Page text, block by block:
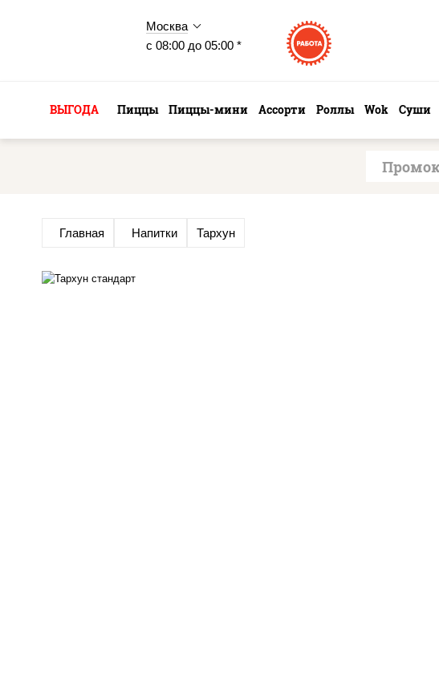
Москва
с 08:00 до 05:00 *
ВЫГОДА Пиццы Пиццы-мини Ассорти Роллы Wok Суши
Главная Напитки Тархун